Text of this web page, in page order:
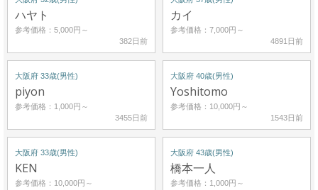
ハヤト
参考価格：5,000円～
382日前
カイ
参考価格：7,000円～
4891日前
大阪府 33歳(男性)
piyon
参考価格：1,000円～
3455日前
大阪府 40歳(男性)
Yoshitomo
参考価格：10,000円～
1543日前
大阪府 33歳(男性)
KEN
参考価格：10,000円～
大阪府 43歳(男性)
橋本一人
参考価格：1,000円～